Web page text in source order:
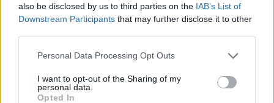
also be disclosed by us to third parties on the IAB’s List of
Downstream Participants that may further disclose it to other
Personal Data Processing Opt Outs
I want to opt-out of the Sharing of my
personal data.
Opted In
LAVENO MOMBELLO
Torna il Ferragosto Lavenese: ecco il
programma dell’edizione 2026